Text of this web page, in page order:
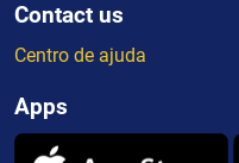
Contact us
Centro de ajuda
Apps